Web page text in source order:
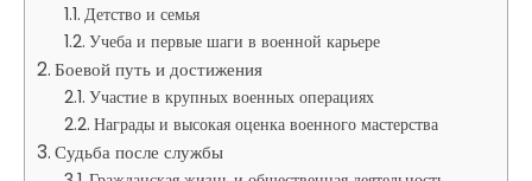
Детство и семья
Учеба и первые шаги в военной карьере
Боевой путь и достижения
Участие в крупных военных операциях
Награды и высокая оценка военного мастерства
Судьба после службы